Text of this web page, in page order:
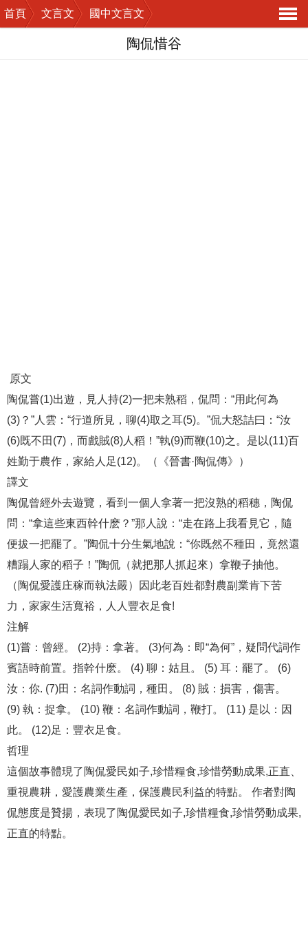
首頁 文言文
國中文言文
導
陶侃惜谷
原文
陶侃嘗(1)出遊，見人持(2)一把未熟稻，侃問：“用此何為
(3)？”人雲：“行道所見，聊(4)取之耳(5)。”侃大怒詰曰：“汝
(6)既不田(7)，而戲賊(8)人稻！”執(9)而鞭(10)之。是以(11)百
姓勤于農作，家給人足(12)。（《晉書·陶侃傳》）
譯文
陶侃曾經外去遊覽，看到一個人拿著一把沒熟的稻穗，陶侃
問：“拿這些東西幹什麽？”那人說：“走在路上我看見它，隨
便拔一把罷了。”陶侃十分生氣地說：“你既然不種田，竟然還
糟蹋人家的稻子！”陶侃（就把那人抓起來）拿鞭子抽他。
（陶侃愛護庄稼而執法嚴）因此老百姓都對農副業肯下苦
力，家家生活寬裕，人人豐衣足食!
注解
(1)嘗：曾經。 (2)持：拿著。 (3)何為：即“為何”，疑問代詞作
賓語時前置。指幹什麽。 (4) 聊：姑且。 (5) 耳：罷了。 (6)
汝：你. (7)田：名詞作動詞，種田。 (8) 賊：損害，傷害。
(9) 執：捉拿。 (10) 鞭：名詞作動詞，鞭打。 (11) 是以：因
此。 (12)足：豐衣足食。
哲理
這個故事體現了陶侃愛民如子,珍惜糧食,珍惜勞動成果,正直、
重視農耕，愛護農業生產，保護農民利益的特點。 作者對陶
侃態度是贊揚，表現了陶侃愛民如子,珍惜糧食,珍惜勞動成果,
正直的特點。